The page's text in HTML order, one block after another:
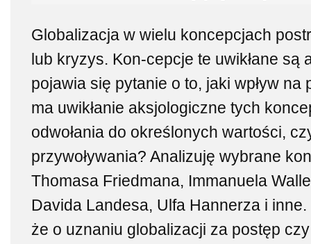
Globalizacja w wielu koncepcjach
lub kryzys. Kon-cepcje te uwikłane są
pojawia się pytanie o to, jaki wpływ
ma uwikłanie aksjologiczne tych
odwołania do określonych wartości,
przywoływania? Analizuję wybrane
Thomasa Friedmana, Immanuela
Davida Landesa, Ulfa Hannerza i
że o uznaniu globalizacji za postęp